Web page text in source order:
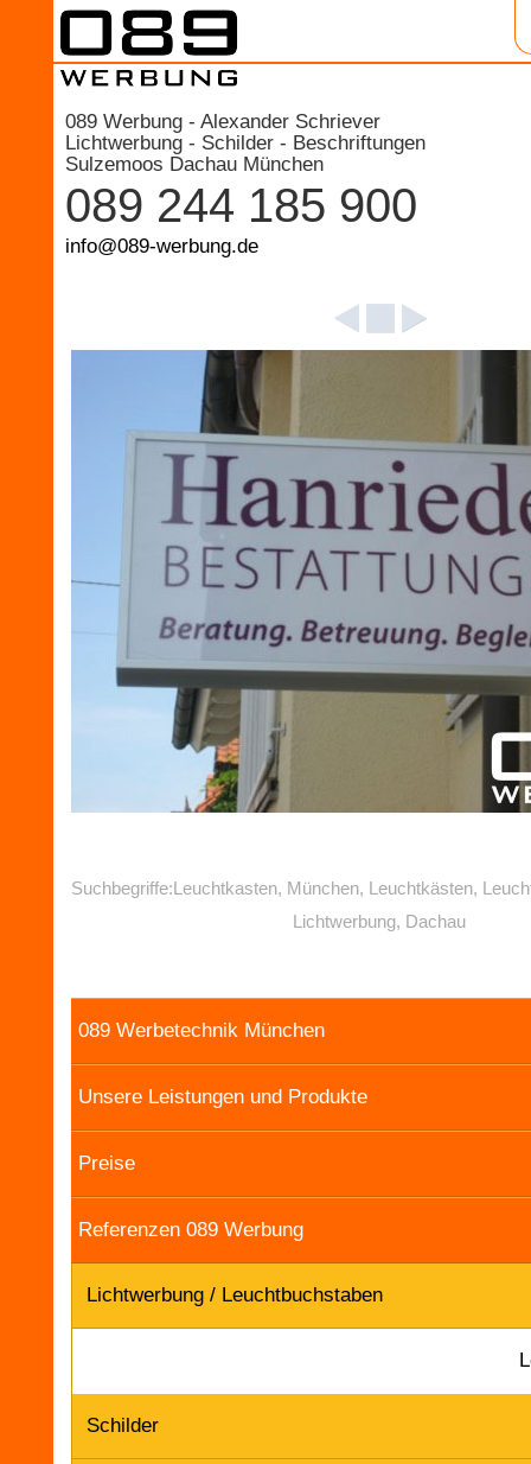
089 Werbung - Alexander Schriever
Lichtwerbung - Schilder - Beschriftungen
Sulzemoos Dachau München
089 244 185 900
info@089-werbung.de
Suchbegriffe:Leuchtkasten, München, Leuchtkästen,
Lichtwerbung, Dachau
089 Werbetechnik München
Unsere Leistungen und Produkte
Preise
Referenzen 089 Werbung
Lichtwerbung / Leuchtbuchstaben
Schilder